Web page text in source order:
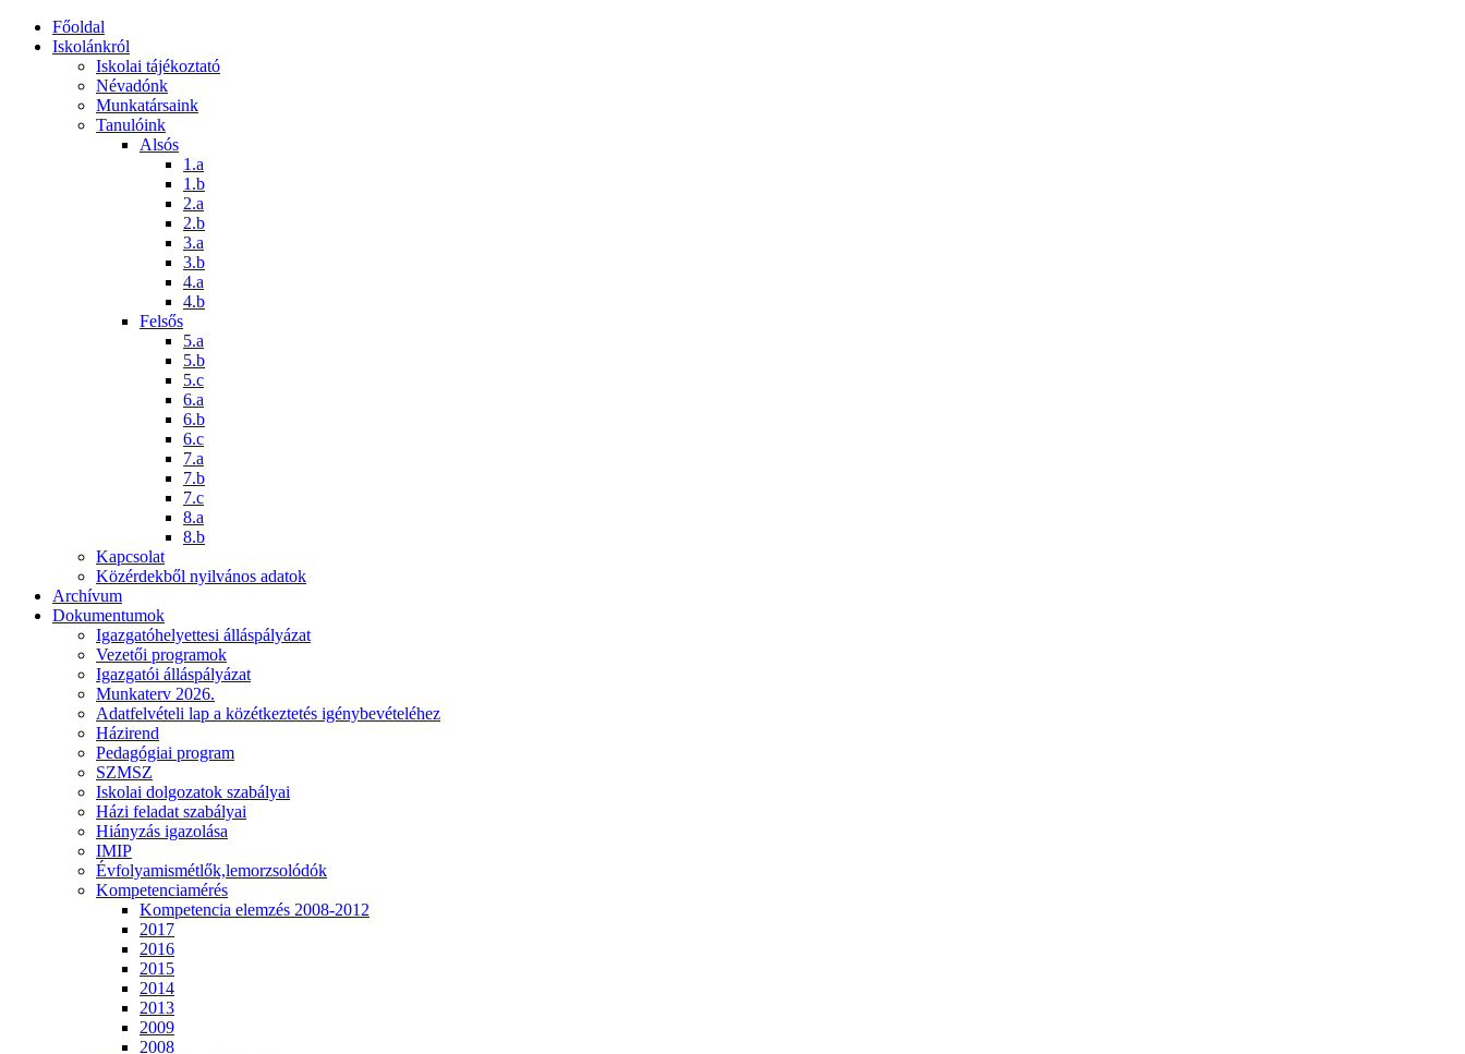
Főoldal
Iskolánkról
Iskolai tájékoztató
Névadónk
Munkatársaink
Tanulóink
Alsós
1.a
1.b
2.a
2.b
3.a
3.b
4.a
4.b
Felsős
5.a
5.b
5.c
6.a
6.b
6.c
7.a
7.b
7.c
8.a
8.b
Kapcsolat
Közérdekből nyilvános adatok
Archívum
Dokumentumok
Igazgatóhelyettesi álláspályázat
Vezetői programok
Igazgatói álláspályázat
Munkaterv 2026.
Adatfelvételi lap a közétkeztetés igénybevételéhez
Házirend
Pedagógiai program
SZMSZ
Iskolai dolgozatok szabályai
Házi feladat szabályai
Hiányzás igazolása
IMIP
Évfolyamismétlők,lemorzsolódók
Kompetenciamérés
Kompetencia elemzés 2008-2012
2017
2016
2015
2014
2013
2009
2008